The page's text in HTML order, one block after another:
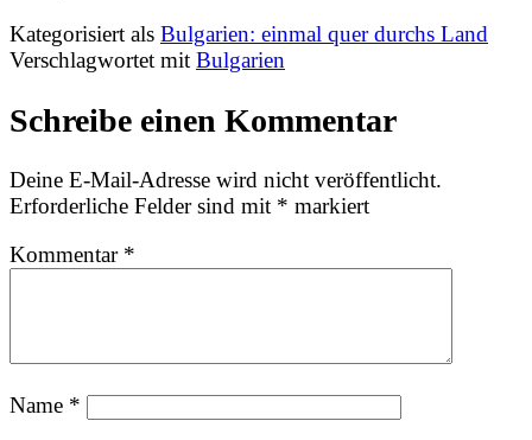
Kategorisiert als Bulgarien: einmal quer durchs Land
Verschlagwortet mit Bulgarien
Schreibe einen Kommentar
Deine E-Mail-Adresse wird nicht veröffentlicht.
Erforderliche Felder sind mit * markiert
Kommentar *
Name *